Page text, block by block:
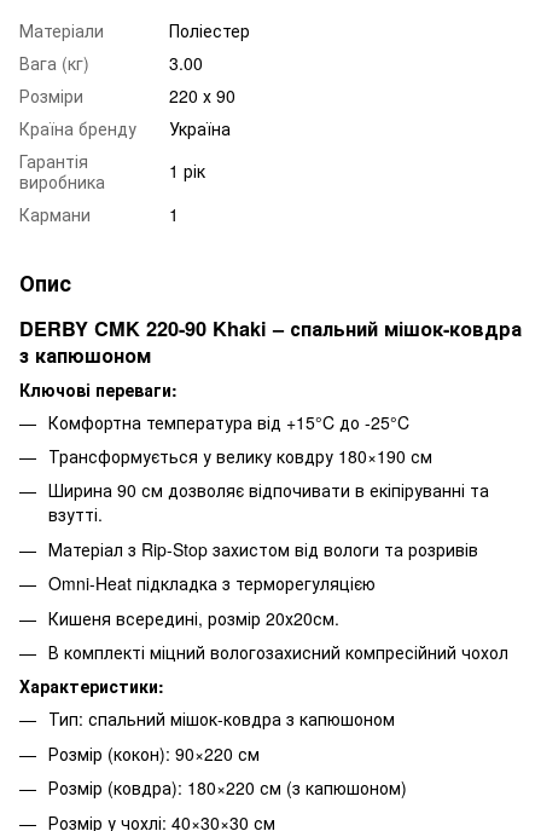
Матеріали
Поліестер
Вага (кг)
3.00
Розміри
220 х 90
Країна бренду
Україна
Гарантія
виробника
1 рік
Кармани
1
Опис
DERBY CMK 220-90 Khaki – спальний мішок-ковдра
з капюшоном
Ключові переваги:
Комфортна температура від +15°C до -25°C
Трансформується у велику ковдру 180×190 см
Ширина 90 см дозволяє відпочивати в екіпіруванні та
взутті.
Матеріал з Rip-Stop захистом від вологи та розривів
Omni-Heat підкладка з терморегуляцією
Кишеня всередині, розмір 20х20см.
В комплекті міцний вологозахисний компресійний чохол
Характеристики:
Тип: спальний мішок-ковдра з капюшоном
Розмір (кокон): 90×220 см
Розмір (ковдра): 180×220 см (з капюшоном)
Розмір у чохлі: 40×30×30 см